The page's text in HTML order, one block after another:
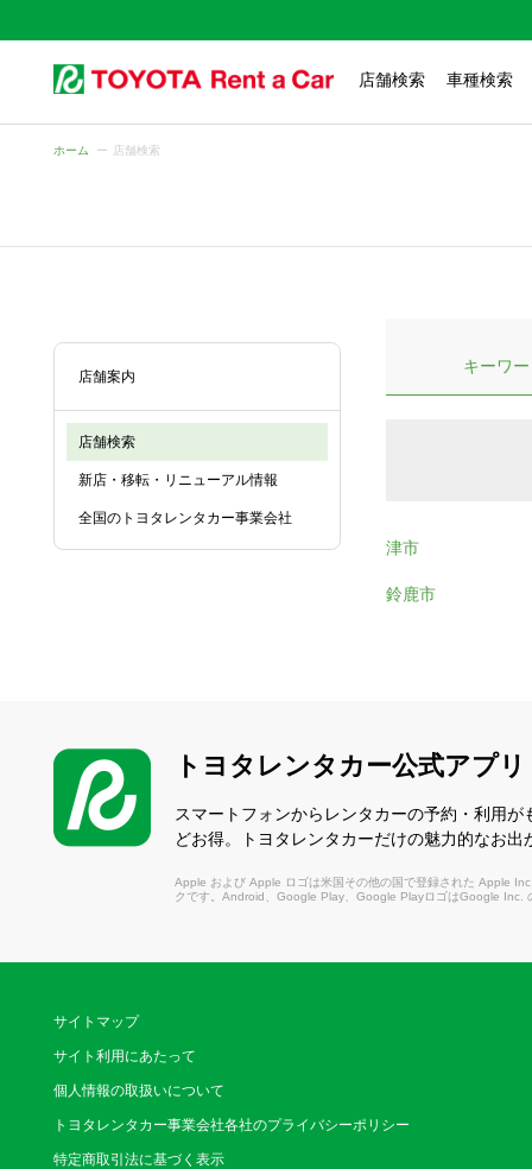
店舗検索 車種検索
ホーム 店舗検索
店舗案内
店舗検索
新店・移転・リニューアル情報
全国のトヨタレンタカー事業会社
キーワ
津市
鈴鹿市
トヨタレンタカー公式アプリ
スマートフォンからレンタカーの予約・利用
どお得。トヨタレンタカーだけの魅力的なお出
Apple および Apple ロゴは米国その他の国で登録された Apple
クです。Android、Google Play、Google PlayロゴはGoogle Inc.
サイトマップ
サイト利用にあたって
個人情報の取扱いについて
トヨタレンタカー事業会社各社のプライバシーポリシー
特定商取引法に基づく表示